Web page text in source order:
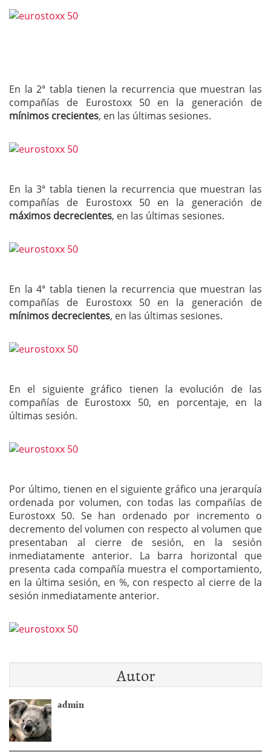
En la 2ª tabla tienen la recurrencia que muestran las
compañías de Eurostoxx 50 en la generación de
mínimos crecientes, en las últimas sesiones.
En la 3ª tabla tienen la recurrencia que muestran las
compañías de Eurostoxx 50 en la generación de
máximos decrecientes, en las últimas sesiones.
En la 4ª tabla tienen la recurrencia que muestran las
compañías de Eurostoxx 50 en la generación de
mínimos decrecientes, en las últimas sesiones.
En el siguiente gráfico tienen la evolución de las
compañías de Eurostoxx 50, en porcentaje, en la
últimas sesión.
Por último, tienen en el siguiente gráfico una jerarquía
ordenada por volumen, con todas las compañías de
Eurostoxx 50. Se han ordenado por incremento o
decremento del volumen con respecto al volumen que
presentaban al cierre de sesión, en la sesión
inmediatamente anterior. La barra horizontal que
presenta cada compañía muestra el comportamiento,
en la última sesión, en %, con respecto al cierre de la
sesión inmediatamente anterior.
Autor
admin